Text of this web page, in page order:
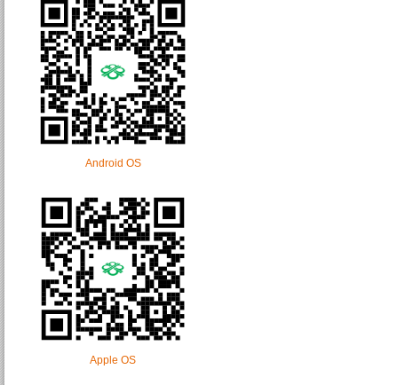
Android OS
Apple OS